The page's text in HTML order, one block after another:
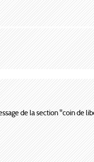
de la section ''coin de